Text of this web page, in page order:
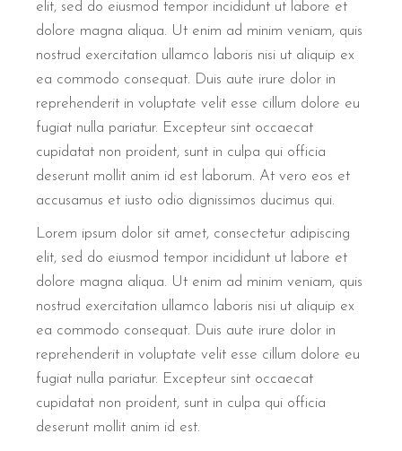
elit, sed do eiusmod tempor incididunt ut labore et
dolore magna aliqua. Ut enim ad minim veniam, quis
nostrud exercitation ullamco laboris nisi ut aliquip ex
ea commodo consequat. Duis aute irure dolor in
reprehenderit in voluptate velit esse cillum dolore eu
fugiat nulla pariatur. Excepteur sint occaecat
cupidatat non proident, sunt in culpa qui officia
deserunt mollit anim id est laborum. At vero eos et
accusamus et iusto odio dignissimos ducimus qui.
Lorem ipsum dolor sit amet, consectetur adipiscing
elit, sed do eiusmod tempor incididunt ut labore et
dolore magna aliqua. Ut enim ad minim veniam, quis
nostrud exercitation ullamco laboris nisi ut aliquip ex
ea commodo consequat. Duis aute irure dolor in
reprehenderit in voluptate velit esse cillum dolore eu
fugiat nulla pariatur. Excepteur sint occaecat
cupidatat non proident, sunt in culpa qui officia
deserunt mollit anim id est.